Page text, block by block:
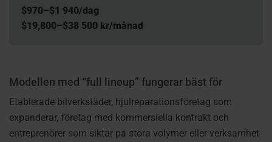
$970–$1 940/dag
$19,800–$38 500 kr/månad
Modellen med “full lineup” fungerar bäst för
Etablerade bilverkstäder, hjulreparationsföretag som
expanderar, företag med kommersiella kontrakt och
entreprenörer som siktar på stora volymer eller verksamhet